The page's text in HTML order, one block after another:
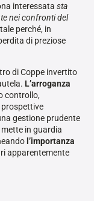
interessata sta
nei confronti del
perché, in
di preziose
di Coppe invertito
L’arroganza
controllo,
prospettive
gestione prudente
in guardia
l’importanza
apparentemente